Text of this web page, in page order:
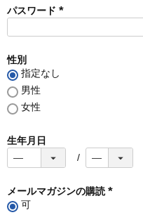
パスワード
必
性別
指定なし
男性
女性
生年月日
メールマガジンの購読
可